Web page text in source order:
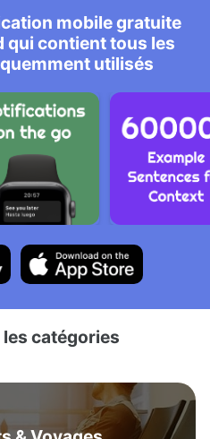
mobile gratuite
qui contient tous les
utilisés
catégories